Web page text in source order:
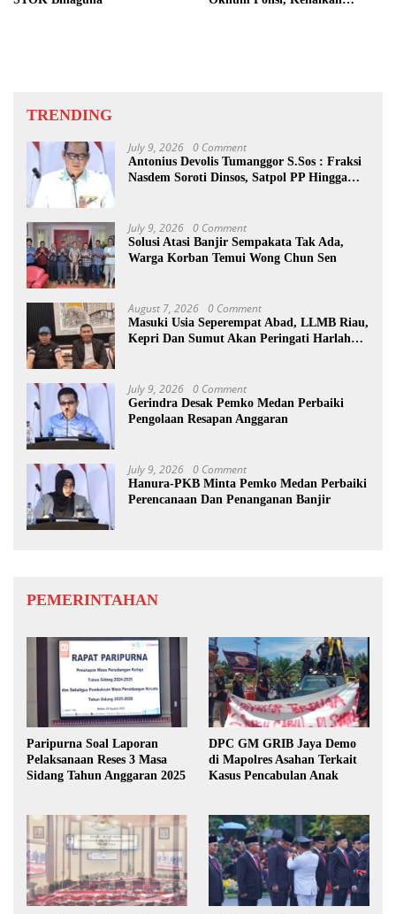
TRENDING
July 9, 2026 0 Comment
Antonius Devolis Tumanggor S.Sos : Fraksi
Nasdem Soroti Dinsos, Satpol PP Hingga
July 9, 2026 0 Comment
Solusi Atasi Banjir Sempakata Tak Ada,
Warga Korban Temui Wong Chun Sen
August 7, 2026 0 Comment
Masuki Usia Seperempat Abad, LLMB Riau,
Kepri Dan Sumut Akan Peringati Harlah
July 9, 2026 0 Comment
Gerindra Desak Pemko Medan Perbaiki
Pengolaan Resapan Anggaran
July 9, 2026 0 Comment
Hanura-PKB Minta Pemko Medan Perbaiki
Perencanaan Dan Penanganan Banjir
PEMERINTAHAN
Paripurna Soal Laporan
Pelaksanaan Reses 3 Masa
Sidang Tahun Anggaran 2025
DPC GM GRIB Jaya Demo
di Mapolres Asahan Terkait
Kasus Pencabulan Anak